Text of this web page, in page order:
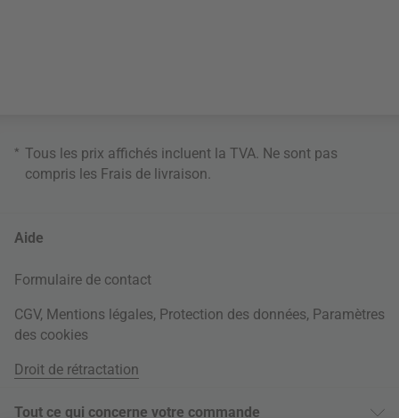
* Tous les prix affichés incluent la TVA. Ne sont pas
compris les Frais de livraison
Aide
Formulaire de contact
CGV, Mentions légales, Protection des données, Paramètres
des cookies
Droit de rétractation
Tout ce qui concerne votre commande